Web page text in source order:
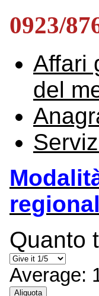
0923/
Affari
del
Quanto
Average:
Aliquota